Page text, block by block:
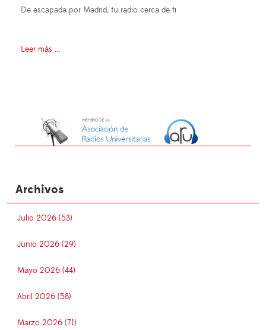
De escapada por Madrid, tu radio cerca de ti
Leer más ...
Archivos
Julio 2026 (53)
Junio 2026 (29)
Mayo 2026 (44)
Abril 2026 (58)
Marzo 2026 (71)